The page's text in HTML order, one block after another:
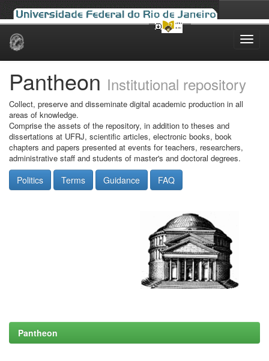
Skip
Pantheon Institutional repository
Collect, preserve and disseminate digital academic production in all
areas of knowledge.
Comprise the assets of the repository, in addition to theses and
dissertations at UFRJ, scientific articles, electronic books, book
chapters and papers presented at events for teachers, researchers,
administrative staff and students of master's and doctoral degrees.
Politics Terms Guidance FAQ
Pantheon